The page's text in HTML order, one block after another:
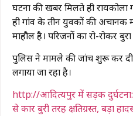
घटना की खबर मिलते ही
ही गांव के तीन युवकों की अचानक
माहौल है। परिजनों का रो-रोकर
पुलिस ने मामले की जांच शुरू कर
लगाया जा रहा है।
http://आदित्यपुर में सड़क दुर्घटना:
से कार बुरी तरह क्षतिग्रस्त, बड़ा